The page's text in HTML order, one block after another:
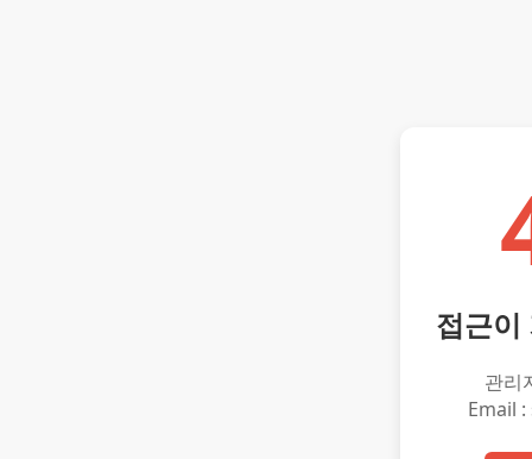
접근이
관리
Email